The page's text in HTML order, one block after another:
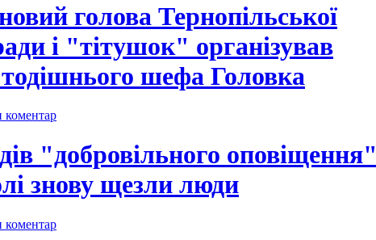
голова Тернопільської
і "тітушок" організував
шефа Головка
коментар
"добровільного оповіщення"
знову щезли люди
коментар